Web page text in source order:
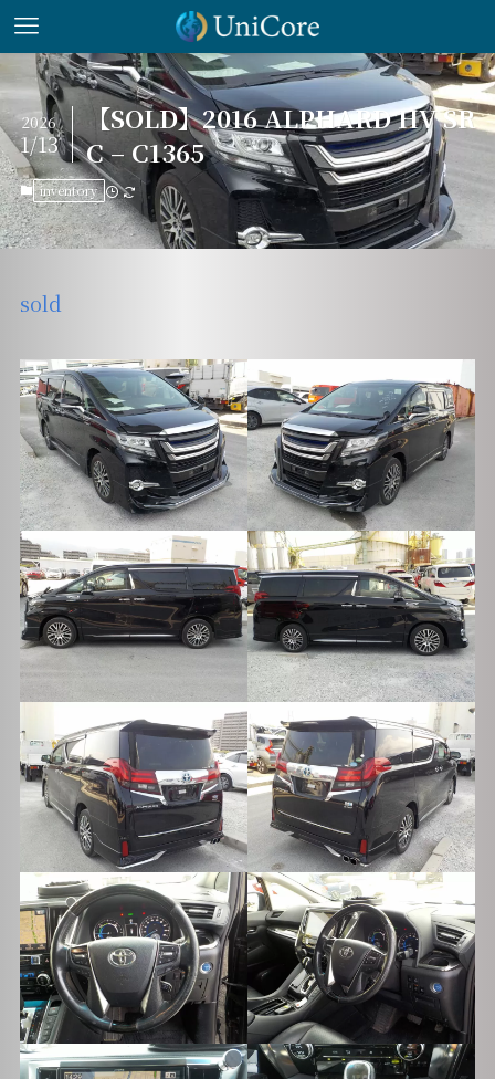
【SOLD】2016 ALPHARD HV SR
C – C1365
2026
1/13
inventory
sold